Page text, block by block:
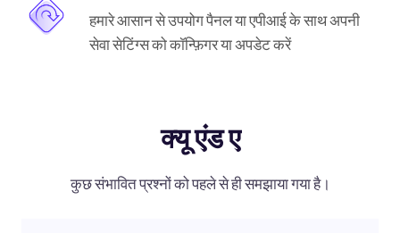
हमारे आसान से उपयोग पैनल या एपीआई के साथ अपनी
सेवा सेटिंग्स को कॉन्फ़िगर या अपडेट करें
क्यू एंड ए
कुछ संभावित प्रश्नों को पहले से ही समझाया गया है।